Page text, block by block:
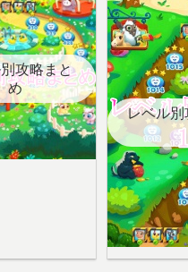
攻略まと
め
レベル